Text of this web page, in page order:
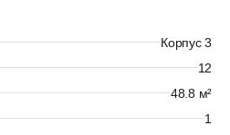
Корпус 3
12
48.8 м²
1